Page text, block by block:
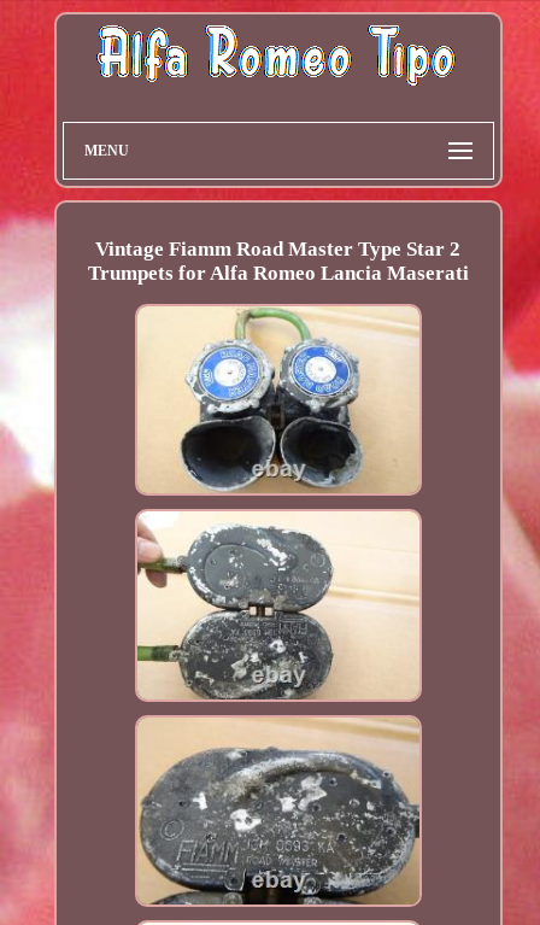
MENU
Vintage Fiamm Road Master Type Star 2
Trumpets for Alfa Romeo Lancia Maserati